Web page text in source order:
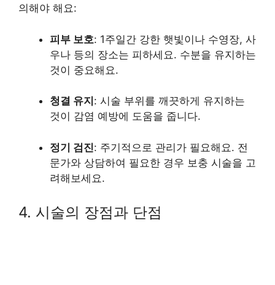
의해야 해요:
피부 보호: 1주일간 강한 햇빛이나 수영장, 사
우나 등의 장소는 피하세요. 수분을 유지하는
것이 중요해요.
청결 유지 : 시술 부위를 깨끗하게 유지하는
것이 감염 예방에 도움을 줍니다.
정기 검진: 주기적으로 관리가 필요해요. 전
문가와 상담하여 필요한 경우 보충 시술을 고
려해보세요.
4. 시술의 장점과 단점